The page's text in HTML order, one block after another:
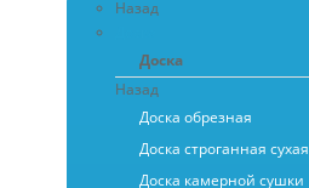
Назад
Доска
Назад
Доска обрезная
Доска строганная сухая
Доска камерной сушки